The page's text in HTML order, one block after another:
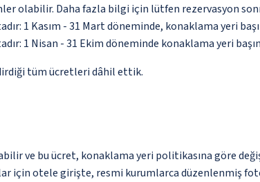
olabilir. Daha fazla bilgi için lütfen rezervasyon
1 Kasım - 31 Mart döneminde, konaklama yeri
1 Nisan - 31 Ekim döneminde konaklama yeri
tüm ücretleri dâhil ettik.
ve bu ücret, konaklama yeri politikasına göre
için otele girişte, resmi kurumlarca düzenlenmiş